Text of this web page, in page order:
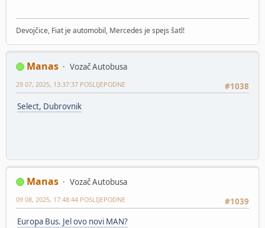
Devojčice, Fiat je automobil, Mercedes je spejs šatl!
Manas
Vozač Autobusa
#1038
29 07, 2025, 13:37:37 POSLIJEPODNE
Select, Dubrovnik
Manas
Vozač Autobusa
#1039
09 08, 2025, 17:48:44 POSLIJEPODNE
Europa Bus. Jel ovo novi MAN?